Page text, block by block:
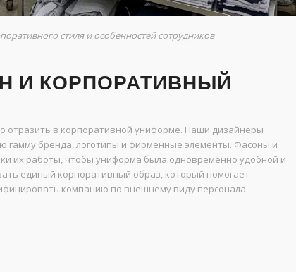
стиля и особенностей сотрудников
И КОРПОРАТИВНЫЙ
отразить в корпоративной униформе. Наши дизайнеры
бренда, логотипы и фирменные элементы. Фасоны и
их работы, чтобы униформа была одновременно удобной и
единый корпоративный образ, который помогает
компанию по внешнему виду персонала.